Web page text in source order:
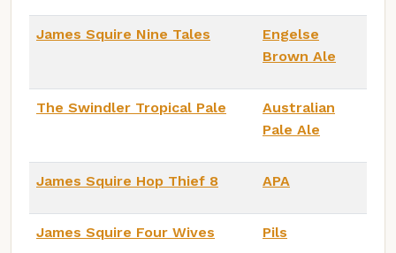
James Squire Nine Tales
Engelse
Brown Ale
The Swindler Tropical Pale
Australian
Pale Ale
James Squire Hop Thief 8 APA
James Squire Four Wives Pils